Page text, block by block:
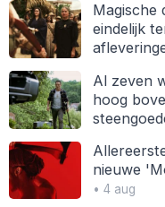
Magische
eindelijk
Al zeven
hoog
nieuwe
• 4 aug